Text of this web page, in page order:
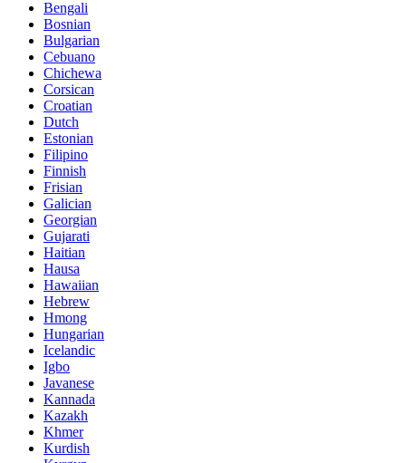
Bengali
Bosnian
Bulgarian
Cebuano
Chichewa
Corsican
Croatian
Dutch
Estonian
Filipino
Finnish
Frisian
Galician
Georgian
Gujarati
Haitian
Hausa
Hawaiian
Hebrew
Hmong
Hungarian
Icelandic
Igbo
Javanese
Kannada
Kazakh
Khmer
Kurdish